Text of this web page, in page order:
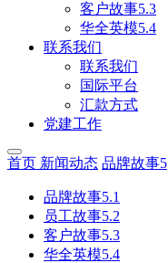
客户故事5.3
华全英模5.4
联系我们
联系我们
国际平台
汇款方式
党建工作
首页 新闻动态 品牌故事5
品牌故事5.1
员工故事5.2
客户故事5.3
华全英模5.4